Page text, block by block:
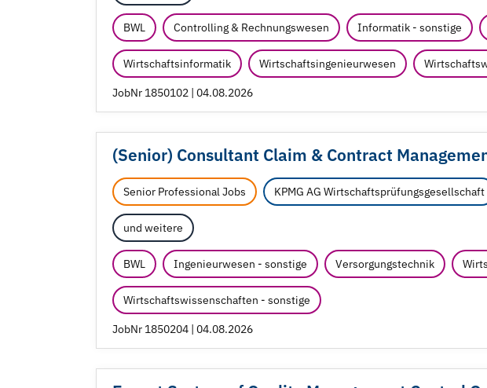
BWL Controlling & Rechnungswesen Informatik - sonstige
Wirtschaftsinformatik Wirtschaftsingenieurwesen
JobNr 1850102 | 04.08.2026
(Senior) Consultant Claim & Contract
Senior Professional Jobs KPMG AG Wirtschaftsprüfungsgesellschaft
und weitere
BWL Ingenieurwesen - sonstige Versorgungstechnik
Wirtschaftswissenschaften - sonstige
JobNr 1850204 | 04.08.2026